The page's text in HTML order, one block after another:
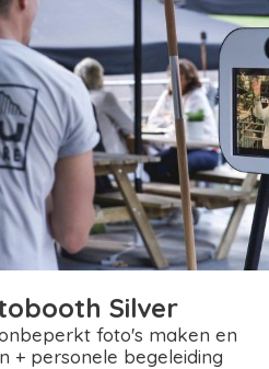
Silver
+ personele begeleiding